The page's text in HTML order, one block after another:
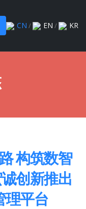
CN / EN / KR
构筑数智
创新推出
理平台